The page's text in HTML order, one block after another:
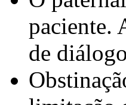
paciente.
de